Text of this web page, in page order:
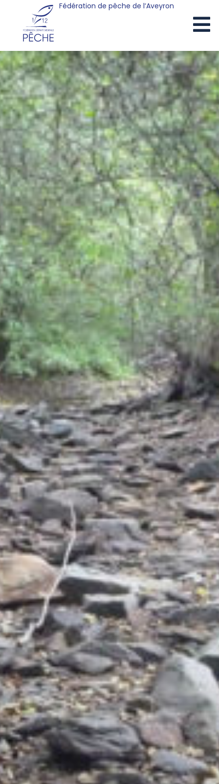
Fédération de pêche de l’Aveyron
Cookies management panel